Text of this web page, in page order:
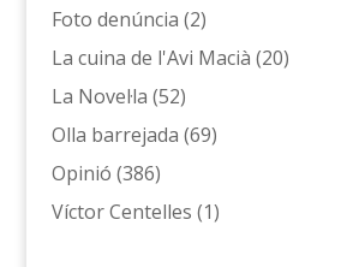
Foto denúncia (2)
La cuina de l'Avi Macià (20)
La Novel·la (52)
Olla barrejada (69)
Opinió (386)
Víctor Centelles (1)